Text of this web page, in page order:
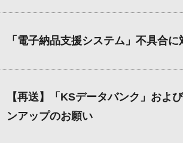
「電子納品支援システム」不具合
【再送】「KSデータバンク」およ
ンアップのお願い